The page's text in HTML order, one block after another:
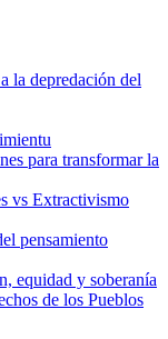
la depredación del
para transformar la
vs Extractivismo
pensamiento
equidad y soberanía
de los Pueblos